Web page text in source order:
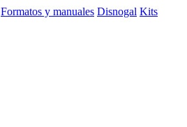
Formatos y manuales Disnogal Kits